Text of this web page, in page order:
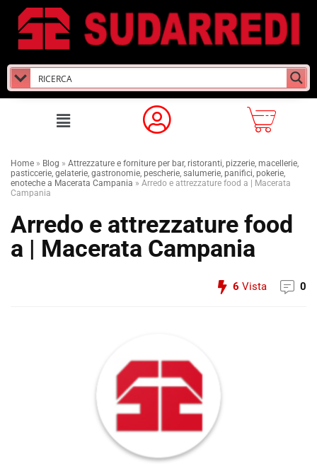
Home » Blog » Attrezzature e forniture per bar, ristoranti, pizzerie, macellerie,
pasticcerie, gelaterie, gastronomie, pescherie, salumerie, panifici, pokerie,
enoteche a Macerata Campania » Arredo e attrezzature food a | Macerata
Campania
Arredo e attrezzature food
a | Macerata Campania
6 Vista 0